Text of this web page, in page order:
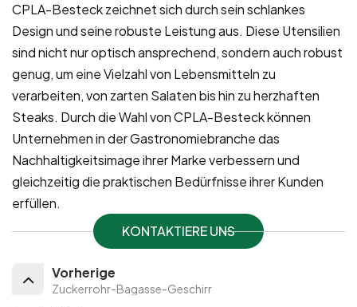
CPLA-Besteck zeichnet sich durch sein schlankes
Design und seine robuste Leistung aus. Diese Utensilien
sind nicht nur optisch ansprechend, sondern auch robust
genug, um eine Vielzahl von Lebensmitteln zu
verarbeiten, von zarten Salaten bis hin zu herzhaften
Steaks. Durch die Wahl von CPLA-Besteck können
Unternehmen in der Gastronomiebranche das
Nachhaltigkeitsimage ihrer Marke verbessern und
gleichzeitig die praktischen Bedürfnisse ihrer Kunden
erfüllen.
KONTAKTIERE UNS
Vorherige
Zuckerrohr-Bagasse-Geschirr